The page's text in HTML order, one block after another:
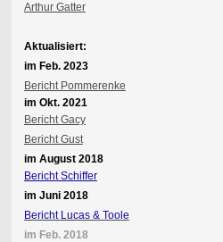
Arthur Gatter
Aktualisiert:
im Feb. 2023
Bericht Pommerenke
im Okt. 2021
Bericht Gacy
Bericht Gust
im August 2018
Bericht Schiffer
im Juni 2018
Bericht Lucas & Toole
im Feb. 2018